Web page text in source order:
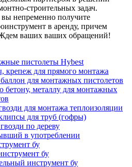
строительных задач.
непременно получите
в аренду, причем
ваших ваших обращений!
пистолеты Hybest
крепеж для прямого монтажа
для монтажных пистолетов
бетону, металлу для монтажных
для монтажа теплоизоляции
для труб (гофры)
по дереву
в употреблении
бу
бу
инструмент бу